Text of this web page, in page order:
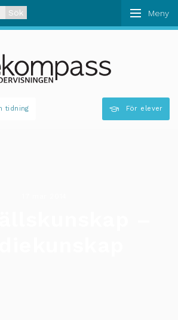
komplettering av resultat är
tidning För elever